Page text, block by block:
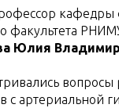
кафедры
факультета
Юлия
вопросы
с артериальной